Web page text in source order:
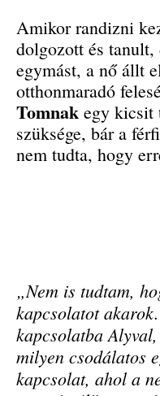
Amikor randizni
dolgozott és
egymást, a nő állt
otthonmaradó
Tomnak egy kicsit
szüksége, bár a
nem tudta, hogy
„Nem is tudtam,
kapcsolatot
kapcsolatba
milyen csodálatos
kapcsolat, ahol a